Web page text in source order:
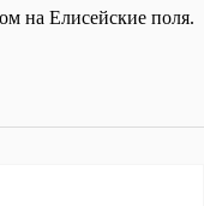
на Елисейские поля.